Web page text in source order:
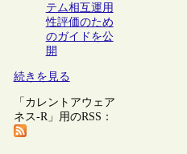
テム相互運用
性評価のため
のガイドを公
開
続きを見る
「カレントアウェア
ネス-R」用のRSS：